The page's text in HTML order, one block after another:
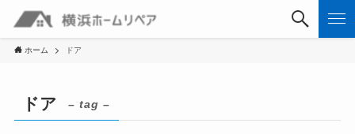
ホーム ドア
ドア – tag –